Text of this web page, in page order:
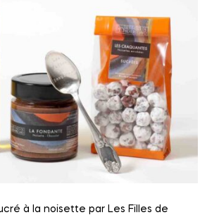
à la noisette par Les Filles de